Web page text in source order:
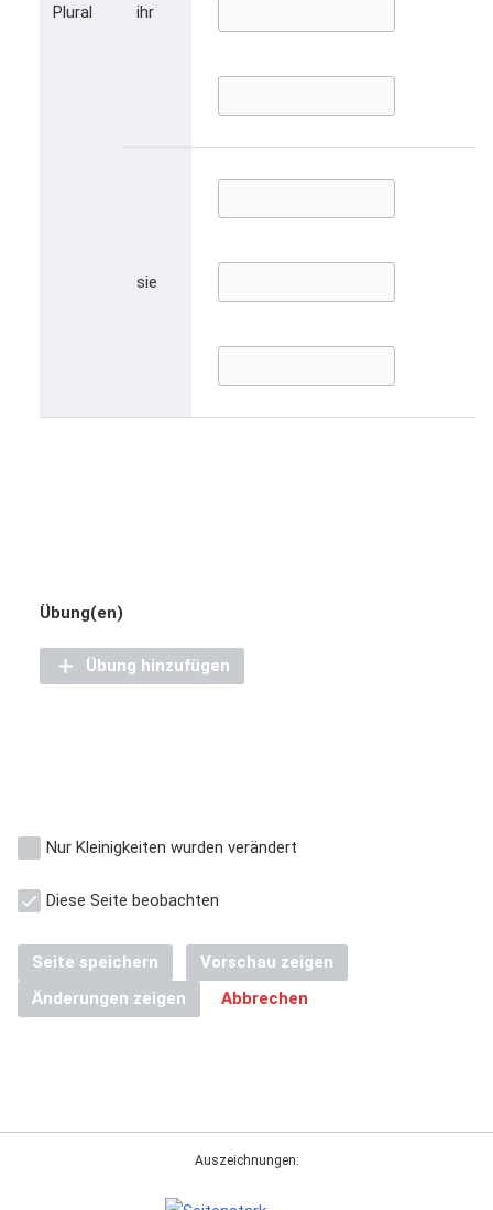
Plural ihr
sie
Übung(en)
Übung hinzufügen
Nur Kleinigkeiten wurden verändert
Diese Seite beobachten
Seite speichern
Vorschau zeigen
Änderungen zeigen
Abbrechen
Auszeichnungen: